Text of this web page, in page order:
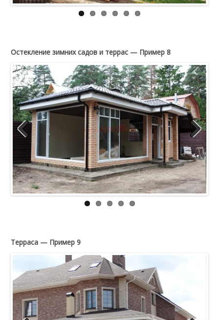
Остекление зимних садов и террас — Пример 8
Previous Next
Терраса — Пример 9